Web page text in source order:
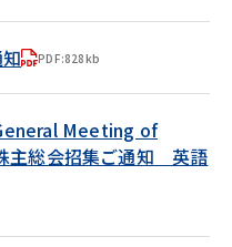
PDF:828kb
Meeting of
主総会招集ご通知 英語